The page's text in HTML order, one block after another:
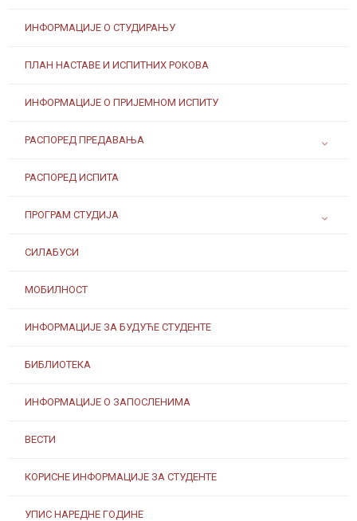
ИНФОРМАЦИЈЕ О СТУДИРАЊУ
ПЛАН НАСТАВЕ И ИСПИТНИХ РОКОВА
ИНФОРМАЦИЈЕ О ПРИЈЕМНОМ ИСПИТУ
РАСПОРЕД ПРЕДАВАЊА
РАСПОРЕД ИСПИТА
ПРОГРАМ СТУДИЈА
СИЛАБУСИ
МОБИЛНОСТ
ИНФОРМАЦИЈЕ ЗА БУДУЋЕ СТУДЕНТЕ
БИБЛИОТЕКА
ИНФОРМАЦИЈЕ О ЗАПОСЛЕНИМА
ВЕСТИ
КОРИСНЕ ИНФОРМАЦИЈЕ ЗА СТУДЕНТЕ
УПИС НАРЕДНЕ ГОДИНЕ